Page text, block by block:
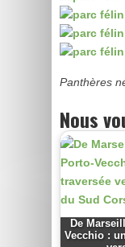
Panthères
Nous
De
Vecchio :